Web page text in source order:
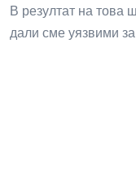
В резултат на това
дали сме уязвими